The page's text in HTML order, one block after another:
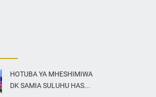
HOTUBA YA MHESHIMIWA
DK SAMIA SULUHU HAS...